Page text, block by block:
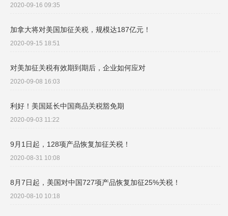
2020-09-16 09:35
加拿大将对美国加征关税，规模达187亿元！
2020-09-15 18:51
对美加征关税有效期到期后，企业如何应对
2020-09-08 16:03
利好！美国延长中国商品关税豁免期
2020-09-03 11:22
9月1日起，128项产品恢复加征关税！
2020-08-31 10:08
8月7日起，美国对中国727项产品恢复加征25%关税！
2020-08-10 10:18